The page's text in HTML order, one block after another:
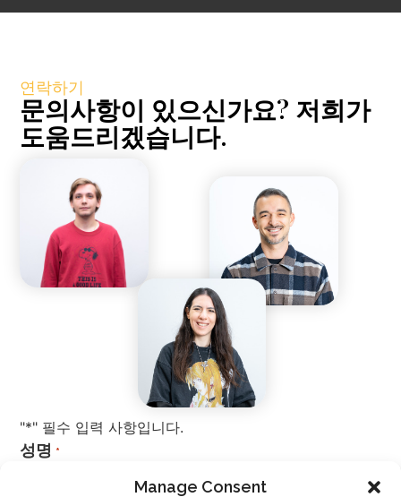
Manage Consent
연락하기
문의사항이 있으신가요? 저희가
도움드리겠습니다.
"*" 필수 입력 사항입니다.
성명 *